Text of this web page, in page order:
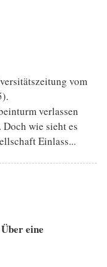
vom
verlassen
wie sieht es
Einlass...
eine